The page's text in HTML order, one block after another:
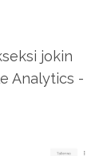
jokin
Analytics -